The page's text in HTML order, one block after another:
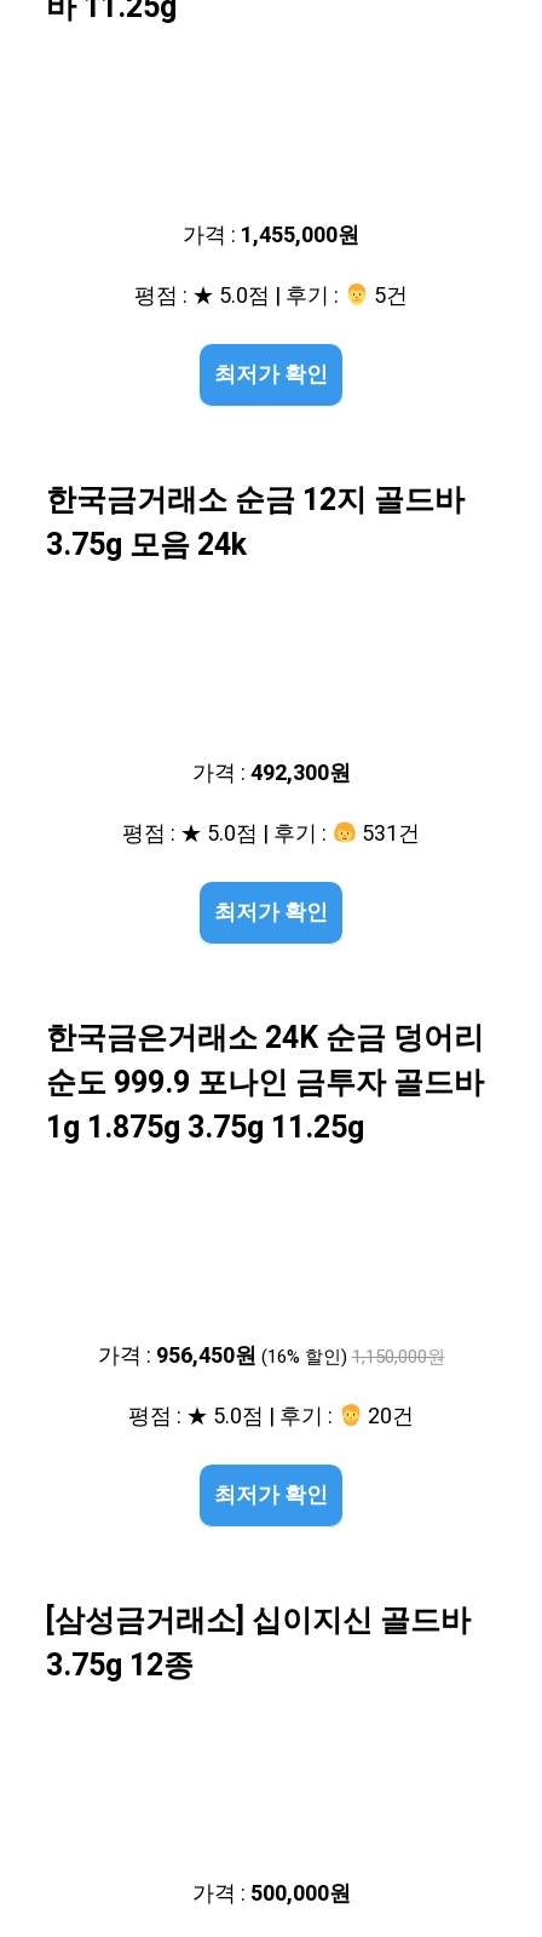
가격 : 1,455,000원
평점 : ★ 5.0점 | 후기 :
‍‍ 5건
최저가 확인
한국금거래소 순금 12지 골드바
3.75g 모음 24k
가격 :492,300원
평점 : ★ 5.0점 | 후기 :
531건
최저가 확인
한국금은거래소 24K 순금 덩어리
순도 999.9 포나인 금투자 골드바
1g 1.875g 3.75g 11.25g
가격 : 956,450원 (16% 할인) 1,150,000원
평점 : ★ 5.0점 | 후기 : 20건
최저가 확인
[삼성금거래소] 십이지신 골드바
3.75g 12종
가격 : 500,000원